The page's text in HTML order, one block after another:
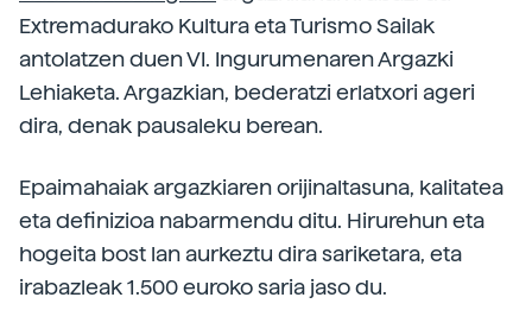
Extremadurako Kultura eta Turismo Sailak
antolatzen duen VI. Ingurumenaren Argazki
Lehiaketa. Argazkian, bederatzi erlatxori ageri
dira, denak pausaleku berean.
Epaimahaiak argazkiaren orijinaltasuna, kalitatea
eta definizioa nabarmendu ditu. Hirurehun eta
hogeita bost lan aurkeztu dira sariketara, eta
irabazleak 1.500 euroko saria jaso du.